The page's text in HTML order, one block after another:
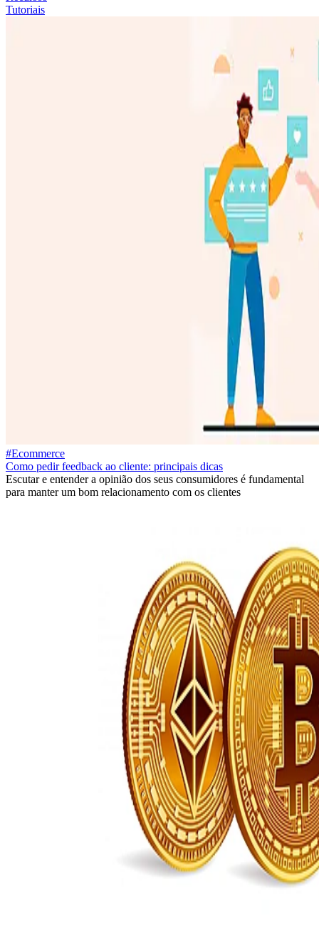
Tutoriais
#Ecommerce
Como pedir feedback ao cliente: principais dicas
Escutar e entender a opinião dos seus consumidores é fundamental
para manter um bom relacionamento com os clientes